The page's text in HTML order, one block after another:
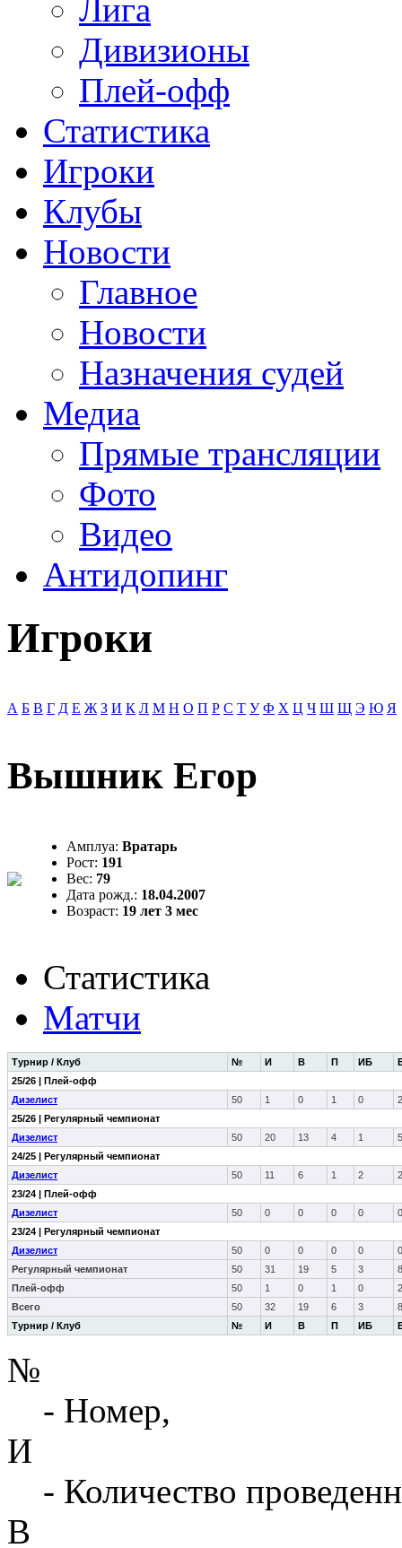
Лига
Дивизионы
Плей-офф
Статистика
Игроки
Клубы
Новости
Главное
Новости
Назначения судей
Медиа
Прямые трансляции
Фото
Видео
Антидопинг
Игроки
А Б В Г Д Е Ж З И К Л М Н О П Р С Т У Ф Х Ц Ч Ш Щ Э Ю Я
Вышник Егор
Амплуа: Вратарь
Рост: 191
Вес: 79
Дата рожд.: 18.04.2007
Возраст: 19 лет 3 мес
Статистика
Матчи
Турнир / Клуб № И В П ИБ
Турнир / Клуб № И В П ИБ
25/26 | Плей-офф
Дизелист
50 1 0 1 0
25/26 | Регулярный чемпионат
Дизелист
50 20 13 4 1
24/25 | Регулярный чемпионат
Дизелист
50 11 6 1 2
23/24 | Плей-офф
Дизелист
50 0 0 0 0
0
23/24 | Регулярный чемпионат
Дизелист
50 0 0 0 0
0
Регулярный чемпионат
50 31 19 5 3
Плей-офф
50 1 0 1 0
Всего
50 32 19 6 3
№
- Номер,
И
- Количество
В